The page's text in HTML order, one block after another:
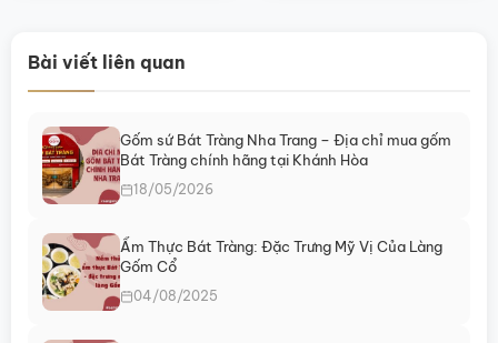
Bài viết liên quan
Gốm sứ Bát Tràng Nha Trang – Địa chỉ mua gốm
Bát Tràng chính hãng tại Khánh Hòa
18/05/2026
Ẩm Thực Bát Tràng: Đặc Trưng Mỹ Vị Của Làng
Gốm Cổ
04/08/2025